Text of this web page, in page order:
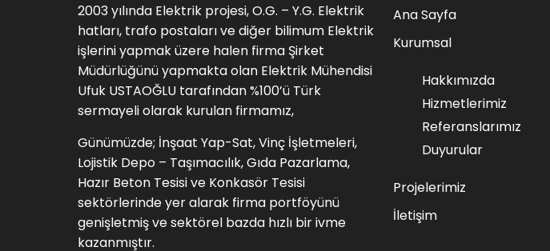
2003 yılında Elektrik projesi, O.G. – Y.G. Elektrik
hatları, trafo postaları ve diğer bilimum Elektrik
işlerini yapmak üzere halen firma Şirket
Müdürlüğünü yapmakta olan Elektrik Mühendisi
Ufuk USTAOĞLU tarafından %100’ü Türk
sermayeli olarak kurulan firmamız,
Günümüzde; İnşaat Yap-Sat, Vinç İşletmeleri,
Lojistik Depo – Taşımacılık, Gıda Pazarlama,
Hazır Beton Tesisi ve Konkasör Tesisi
sektörlerinde yer alarak firma portföyünü
genişletmiş ve sektörel bazda hızlı bir ivme
kazanmıştır.
Ana Sayfa
Kurumsal
Hakkımızda
Hizmetlerimiz
Referanslarımız
Duyurular
Projelerimiz
İletişim